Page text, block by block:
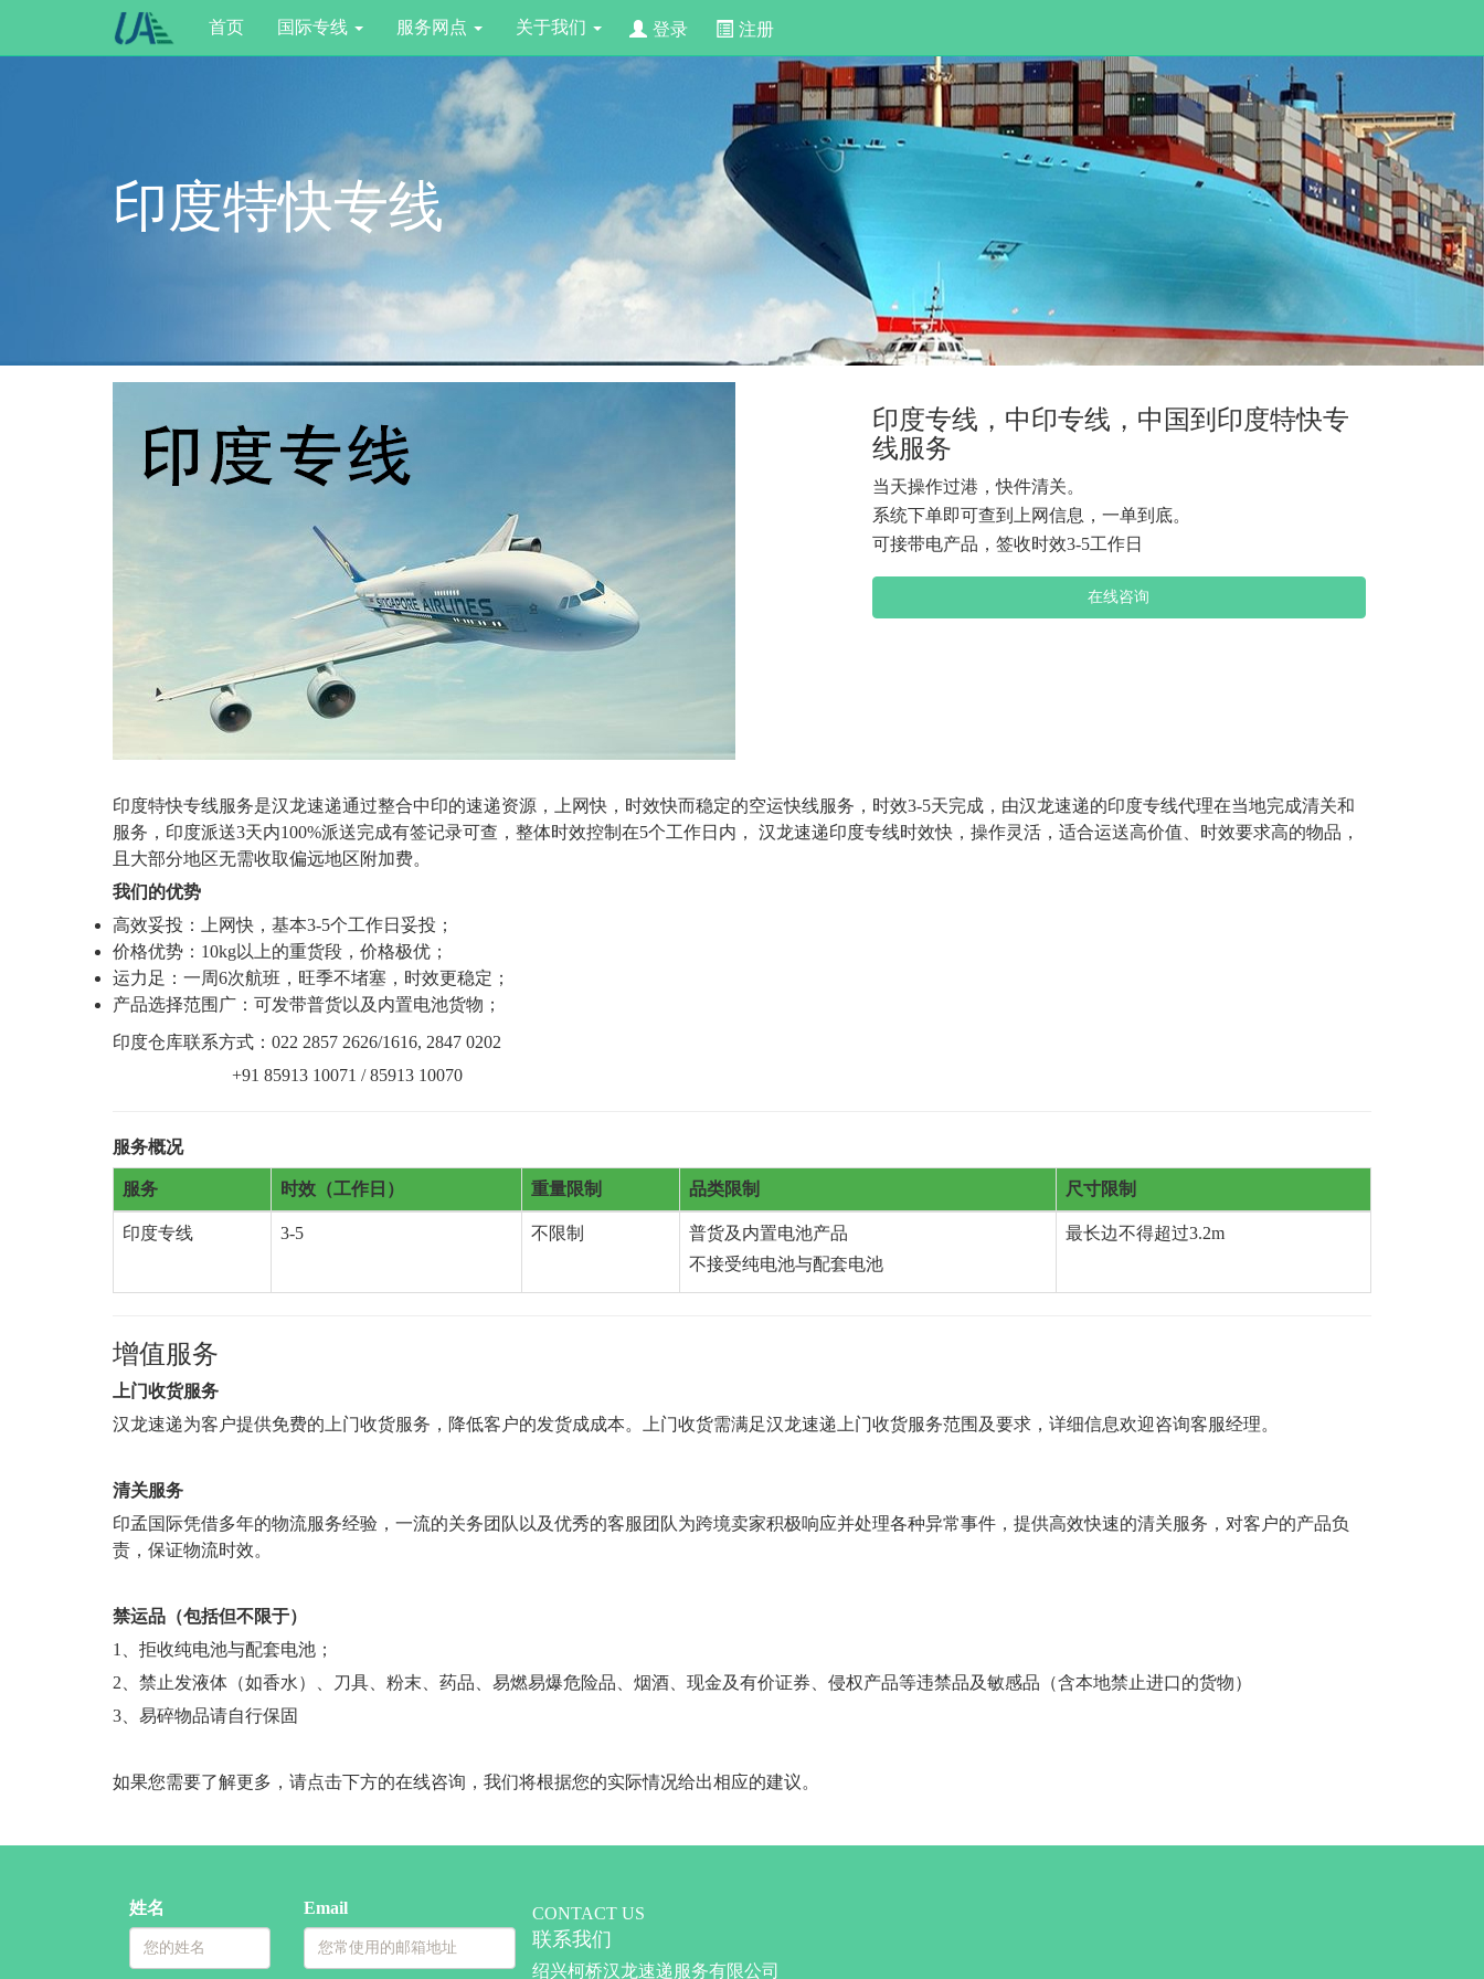
首页 国际专线 服务网点 关于我们 登录 注册
印度特快专线
印度专线，中印专线，中国到印度特快专
线服务
当天操作过港，快件清关。
系统下单即可查到上网信息，一单到底。
可接带电产品，签收时效3-5工作日
在线咨询
印度特快专线服务是汉龙速递通过整合中印的速递资源，上网快，时效快而稳定的空运快线服务，时效3-5天完成，由汉龙速递的印度专线代理在当地完成清关和
服务，印度派送3天内100%派送完成有签记录可查，整体时效控制在5个工作日内， 汉龙速递印度专线时效快，操作灵活，适合运送高价值、时效要求高的物品，
且大部分地区无需收取偏远地区附加费。
我们的优势
高效妥投：上网快，基本3-5个工作日妥投；
价格优势：10kg以上的重货段，价格极优；
运力足：一周6次航班，旺季不堵塞，时效更稳定；
产品选择范围广：可发带普货以及内置电池货物；
印度仓库联系方式：022 2857 2626/1616, 2847 0202
+91 85913 10071 / 85913 10070
服务概况
服务 时效（工作日） 重量限制 品类限制 尺寸限制
印度专线 3-5 不限制
普货及内置电池产品
不接受纯电池与配套电池
最长边不得超过3.2m
增值服务
上门收货服务
汉龙速递为客户提供免费的上门收货服务，降低客户的发货成成本。上门收货需满足汉龙速递上门收货服务范围及要求，详细信息欢迎咨询客服经理。
清关服务
印孟国际凭借多年的物流服务经验，一流的关务团队以及优秀的客服团队为跨境卖家积极响应并处理各种异常事件，提供高效快速的清关服务，对客户的产品负
责，保证物流时效。
禁运品（包括但不限于）
1、拒收纯电池与配套电池；
2、禁止发液体（如香水）、刀具、粉末、药品、易燃易爆危险品、烟酒、现金及有价证券、侵权产品等违禁品及敏感品（含本地禁止进口的货物）
3、易碎物品请自行保固
如果您需要了解更多，请点击下方的在线咨询，我们将根据您的实际情况给出相应的建议。
姓名 Email CONTACT US
联系我们
绍兴柯桥汉龙速递服务有限公司